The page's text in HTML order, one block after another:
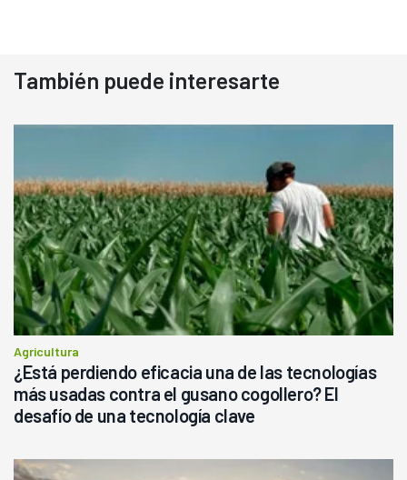
También puede interesarte
Agricultura
¿Está perdiendo eficacia una de las tecnologías
más usadas contra el gusano cogollero? El
desafío de una tecnología clave